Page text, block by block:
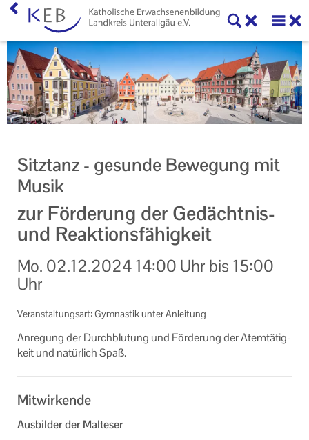
Sitztanz - gesunde Bewegung mit
Musik
zur Förderung der Gedächtnis-
und Reaktionsfähigkeit
Mo. 02.12.202414:00 Uhr bis 15:00
Uhr
Veranstaltungsart: Gymnastik unter Anleitung
An­re­gung der Durch­blu­tung und För­de­rung der Atem­tä­tig­
keit und na­tür­lich Spaß.
Mitwirkende
Ausbilder der Malteser
Home
KEB Landkreis Unterallgäu
Unser Auftrag
Datenschutzerklärung
Impressum